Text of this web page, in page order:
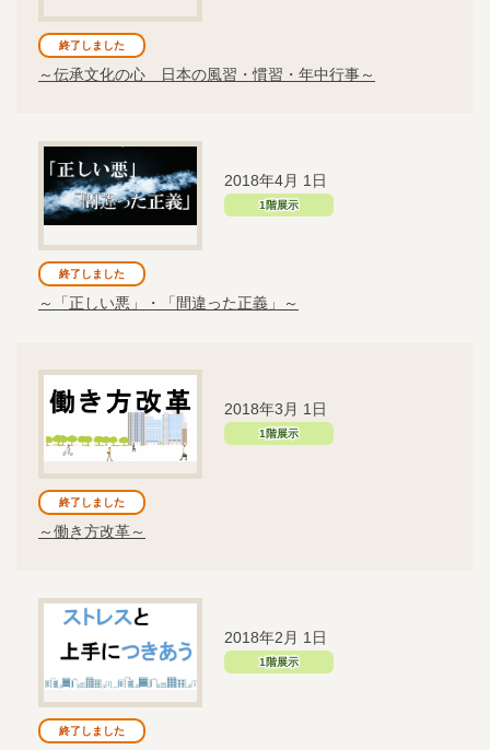
～伝承文化の心 日本の風習・慣習・年中行事～
終了しました
2018年4月 1日
1階展示
～「正しい悪」・「間違った正義」～
終了しました
2018年3月 1日
1階展示
～働き方改革～
終了しました
2018年2月 1日
1階展示
終了しました